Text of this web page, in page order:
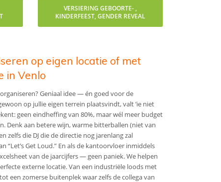
VERSIERING GEBOORTE- ,
KINDERFEEST, GENDER REVEAL
op eigen locatie of met
in Venlo
Geniaal idee — én goed voor de
op jullie eigen terrein plaatsvindt, valt ’ie niet
geen eindheffing van 80%, maar wél meer budget
Denk aan betere wijn, warme bitterballen (niet van
zelfs die DJ die de directie nog jarenlang zal
“Let’s Get Loud.” En als de kantoorvloer inmiddels
van de jaarcijfers — geen paniek. We helpen
externe locatie. Van een industriële loods met
een zomerse buitenplek waar zelfs de collega van